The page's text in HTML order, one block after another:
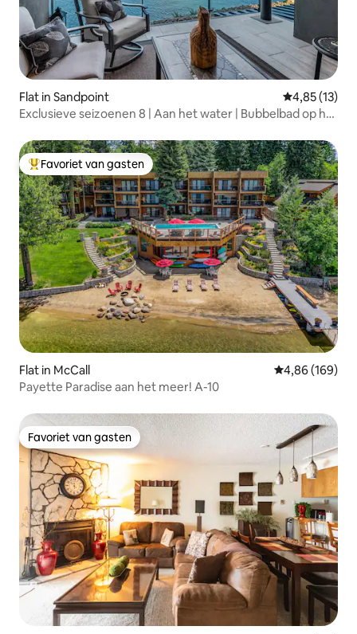
Flat in Sandpoint Gemiddelde
4,85 (13)
Exclusieve seizoenen 8 | Aan het water | Bubbelbad op het
Topfavoriet van gasten
Favoriet van gasten
Flat in McCall Gemiddelde
4,86 (169)
Payette Paradise aan het meer! A-10
Favoriet van gasten
Favoriet van gasten